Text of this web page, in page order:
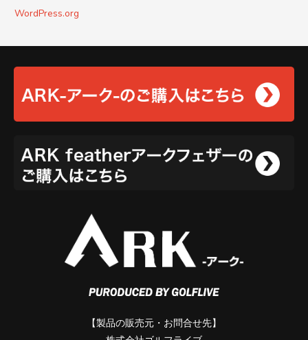
WordPress.org
【製品の販売元・お問合せ先】